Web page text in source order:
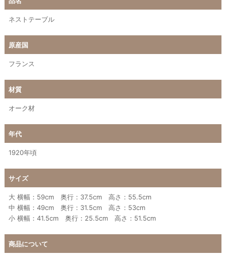
ネストテーブル
原産国
フランス
材質
オーク材
年代
1920年頃
サイズ
大 横幅：59cm 奥行：37.5cm 高さ：55.5cm
中 横幅：49cm 奥行：31.5cm 高さ：53cm
小 横幅：41.5cm 奥行：25.5cm 高さ：51.5cm
商品について